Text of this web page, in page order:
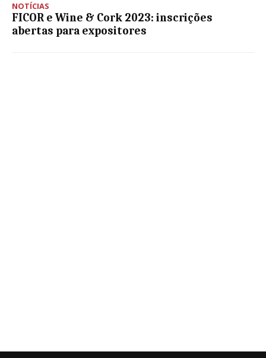
NOTÍCIAS
FICOR e Wine & Cork 2023: inscrições
abertas para expositores